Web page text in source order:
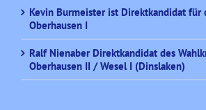
Kevin Burmeister ist Direktkandidat für
Oberhausen I
Ralf Nienaber Direktkandidat des
Oberhausen II / Wesel I (Dinslaken)